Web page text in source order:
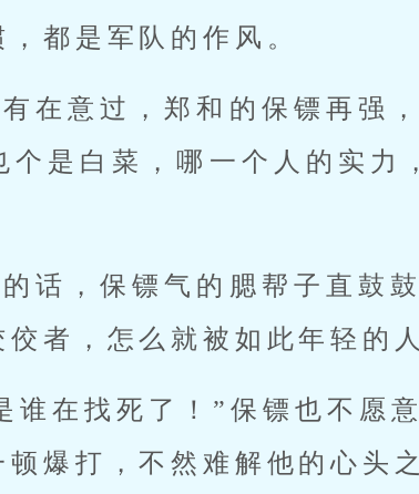
都是军队的作风。
在意过，郑和的保镖再强
是白菜，哪一个人的实力
话，保镖气的腮帮子直鼓
者，怎么就被如此年轻的
谁在找死了！”保镖也不愿
爆打，不然难解他的心头